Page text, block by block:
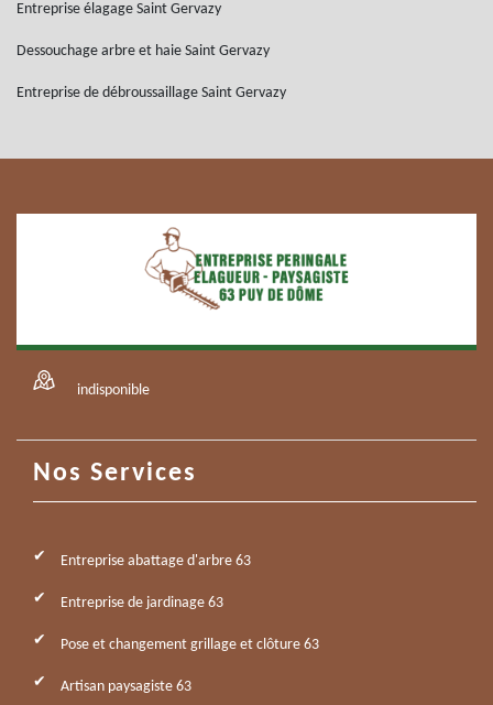
Entreprise élagage Saint Gervazy
Dessouchage arbre et haie Saint Gervazy
Entreprise de débroussaillage Saint Gervazy
indisponible
Nos Services
Entreprise abattage d'arbre 63
Entreprise de jardinage 63
Pose et changement grillage et clôture 63
Artisan paysagiste 63